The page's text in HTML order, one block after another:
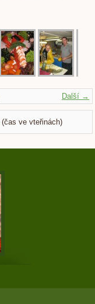
Další →
(čas ve vteřinách)